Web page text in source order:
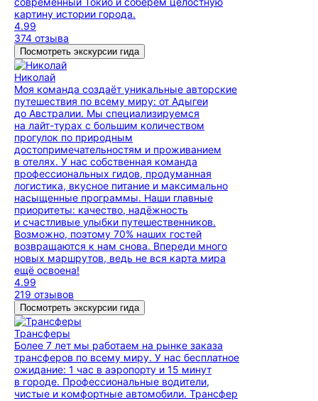
картину истории города.
4.99
374 отзыва
Посмотреть экскурсии гида
Николай
Моя команда создаёт уникальные авторские
путешествия по всему миру: от Адыгеи
до Австралии. Мы специализируемся
на лайт-турах с большим количеством
прогулок по природным
достопримечательностям и проживанием
в отелях. У нас собственная команда
профессиональных гидов, продуманная
логистика, вкусное питание и максимально
насыщенные программы. Наши главные
приоритеты: качество, надёжность
и счастливые улыбки путешественников.
Возможно, поэтому 70% наших гостей
возвращаются к нам снова. Впереди много
новых маршрутов, ведь не вся карта мира
ещё освоена!
4.99
219 отзывов
Посмотреть экскурсии гида
Трансферы
Более 7 лет мы работаем на рынке заказа
трансферов по всему миру. У нас бесплатное
ожидание: 1 час в аэропорту и 15 минут
в городе. Профессиональные водители,
чистые и комфортные автомобили. Трансфер